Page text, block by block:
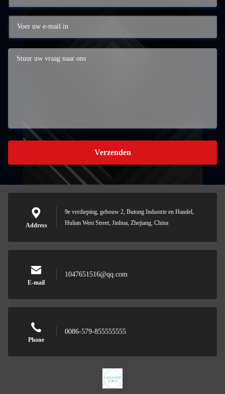
Verzenden
Address
9e verdieping, gebouw 2, Butong Industrie en Handel,
Hulian West Street, Jinhua, Zhejiang, China
E-mail
1047651516@qq.com
Phone
0086-579-855555555